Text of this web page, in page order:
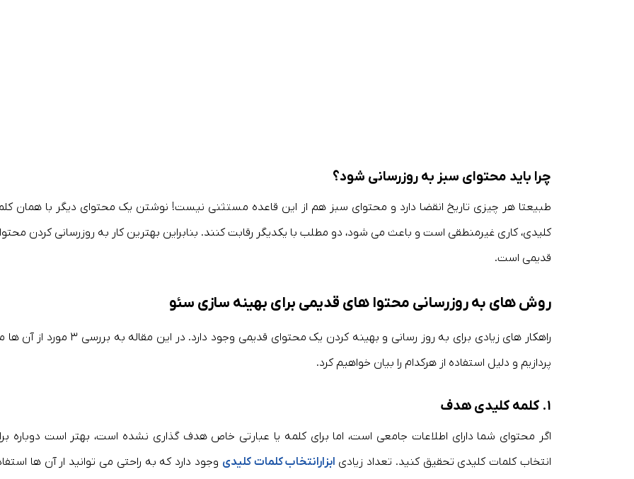
چرا باید محتوای سبز به روزرسانی شود؟
طبیعتا هر چیزی تاریخ انقضا دارد و محتوای سبز هم از این قاعده مستثنی نیست! نوشتن یک محتوای دیگر با همان
کلیدی، کاری غیرمنطقی است و باعث می شود، دو مطلب با یکدیگر رقابت کنند. بنابراین بهترین کار به روزرسانی کردن
قدیمی است.
روش های به روزرسانی محتوا های قدیمی برای بهینه سازی سئو
راهکار های زیادی برای به روز رسانی و بهینه کردن یک محتوای قدیمی وجود دارد. در این مقاله به بررسی
پردازیم و دلیل استفاده از هرکدام را بیان خواهیم کرد.
۱. کلمه کلیدی هدف
اگر محتوای شما دارای اطلاعات جامعی است، اما برای کلمه یا عبارتی خاص هدف گذاری نشده است، بهتر است دوباره
انتخاب کلمات کلیدی تحقیق کنید. تعداد زیادی ابزارانتخاب کلمات کلیدی وجود دارد که به راحتی می توانید ار آن ها